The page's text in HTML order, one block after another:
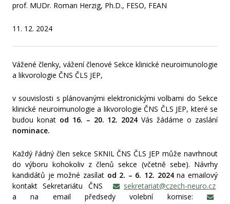
prof. MUDr. Roman Herzig, Ph.D., FESO, FEAN
11. 12. 2024
Vážené členky, vážení členové Sekce klinické neuroimunologie
a likvorologie ČNS ČLS JEP,
v souvislosti s plánovanými elektronickými volbami do Sekce
klinické neuroimunologie a likvorologie ČNS ČLS JEP, které se
budou konat od 16. – 20. 12. 2024 Vás žádáme o zaslání
nominace.
Každý řádný člen sekce SKNIL ČNS ČLS JEP může navrhnout
do výboru kohokoliv z členů sekce (včetně sebe). Návrhy
kandidátů je možné zasílat od 2. – 6. 12. 2024na emailový
kontakt Sekretariátu ČNS
sekretariat@czech-neuro.cz
a na email předsedy volební komise: